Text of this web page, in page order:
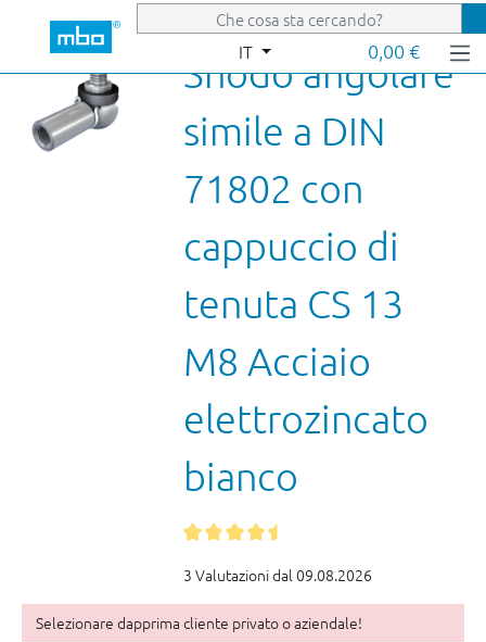
Passa al contenuto principale
IT 0,00 €
Snodo angolare
simile a DIN
71802 con
cappuccio di
tenuta CS 13
M8 Acciaio
elettrozincato
bianco
3 Valutazioni dal 09.08.2026
Selezionare dapprima cliente privato o aziendale!